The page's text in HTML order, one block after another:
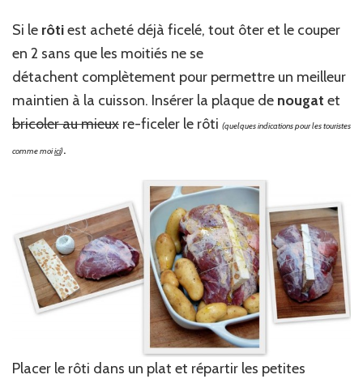
Si le rôtiest acheté déjà ficelé, tout ôter et le couper
en 2 sans que les moitiés ne se
détachent complètement pour permettre un meilleur
maintien à la cuisson. Insérer la plaque de nougat et
bricoler au mieux re-ficeler le rôti (quelques indications pour les touristes
comme moiici).
Placer le rôti dans un plat et répartir les petites